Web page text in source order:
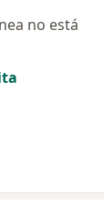
no está